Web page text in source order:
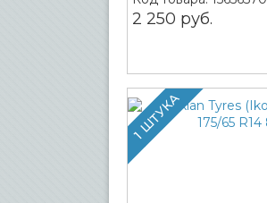
2 250 руб.
1 ШТУКА